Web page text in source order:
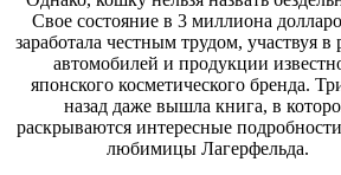
Свое состояние в 3 миллиона
заработала честным трудом, участвуя в
автомобилей и продукции
японского косметического бренда.
назад даже вышла книга, в
раскрываются интересные
любимицы Лагерфельда.